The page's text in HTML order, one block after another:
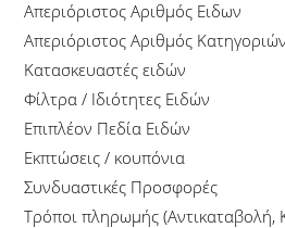
Απεριόριστος Αριθμός Ειδων
Απεριόριστος Αριθμός Κατηγοριών
Κατασκευαστές ειδών
Φίλτρα / Ιδιότητες Ειδών
Επιπλέον Πεδία Ειδών
Eκπτώσεις / κουπόνια
Συνδυαστικές Προσφορές
Tρόποι πληρωμής (Αντικαταβολή,